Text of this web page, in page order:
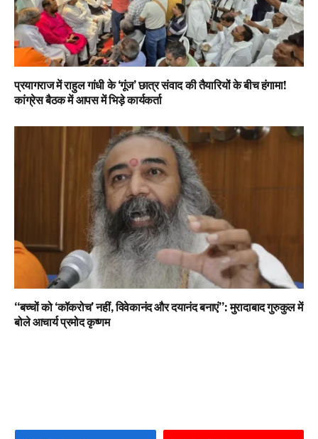
प्रयागराज में राहुल गांधी के ‘गूंज’ छात्र संवाद की तैयारियों के बीच हंगामा!
कांग्रेस बैठक में आपस में भिड़े कार्यकर्ता
“बच्चों को ‘कॉकरोच’ नहीं, विवेकानंद और दयानंद बनाएं”: मुरादाबाद गुरुकुल में
बोले आचार्य प्रमोद कृष्णम